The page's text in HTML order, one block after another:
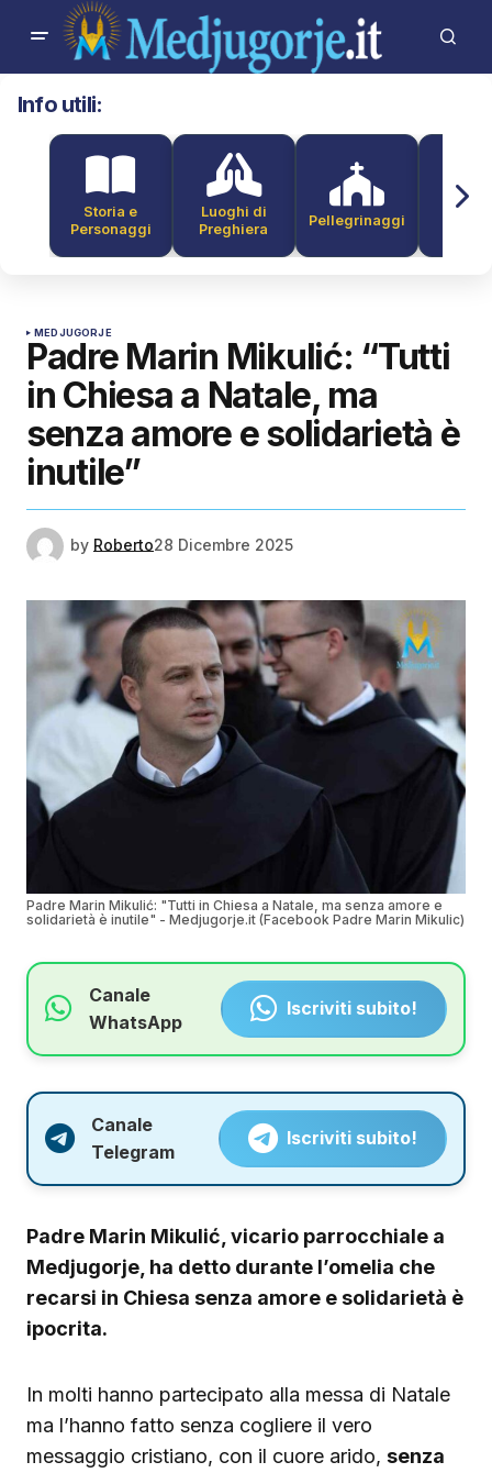
Info utili:
Storia e
Personaggi
Luoghi di
Preghiera
Pellegrinaggi
MEDJUGORJE
Padre Marin Mikulić: “Tutti
in Chiesa a Natale, ma
senza amore e solidarietà è
inutile”
by Roberto28 Dicembre 2025
Padre Marin Mikulić: "Tutti in Chiesa a Natale, ma senza amore e
solidarietà è inutile" - Medjugorje.it (Facebook Padre Marin Mikulic)
Canale
WhatsApp
Iscriviti subito!
Canale
Telegram
Iscriviti subito!
Padre Marin Mikulić, vicario parrocchiale a
Medjugorje, ha detto durante l’omelia che
recarsi in Chiesa senza amore e solidarietà è
ipocrita.
In molti hanno partecipato alla messa di Natale
ma l’hanno fatto senza cogliere il vero
messaggio cristiano, con il cuore arido, senza